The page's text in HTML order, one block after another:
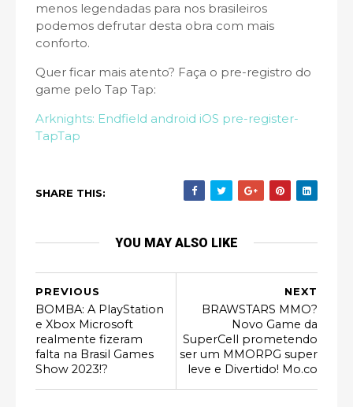
menos legendadas para nos brasileiros
podemos defrutar desta obra com mais
conforto.
Quer ficar mais atento? Faça o pre-registro do
game pelo Tap Tap:
Arknights: Endfield android iOS pre-register-
TapTap
SHARE THIS:
YOU MAY ALSO LIKE
NEXT
BRAWSTARS MMO?
Novo Game da
SuperCell prometendo
ser um MMORPG super
leve e Divertido! Mo.co
PREVIOUS
BOMBA: A PlayStation
e Xbox Microsoft
realmente fizeram
falta na Brasil Games
Show 2023!?